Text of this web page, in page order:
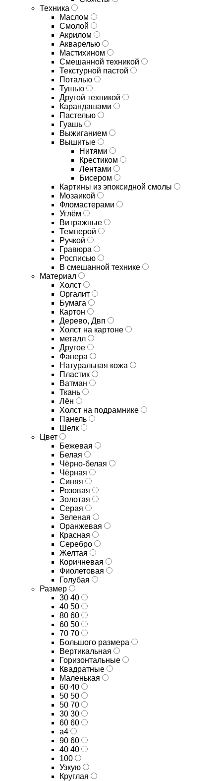
Техника
Маслом
Смолой
Акрилом
Акварелью
Мастихином
Смешанной техникой
Текстурной пастой
Поталью
Тушью
Другой техникой
Карандашами
Пастелью
Гуашь
Выжиганием
Вышитые
Нитями
Крестиком
Лентами
Бисером
Картины из эпоксидной смолы
Мозаикой
Фломастерами
Углём
Витражные
Темперой
Ручкой
Гравюра
Росписью
В смешанной технике
Материал
Холст
Оргалит
Бумага
Картон
Дерево, Двп
Холст на картоне
металл
Другое
Фанера
Натуральная кожа
Пластик
Ватман
Ткань
Лён
Холст на подрамнике
Панель
Шелк
Цвет
Бежевая
Белая
Чёрно-белая
Чёрная
Синяя
Розовая
Золотая
Серая
Зеленая
Оранжевая
Красная
Серебро
Желтая
Коричневая
Фиолетовая
Голубая
Размер
30 40
40 50
80 60
60 50
70 70
Большого размера
Вертикальная
Горизонтальные
Квадратные
Маленькая
60 40
50 50
50 70
30 30
60 60
а4
90 60
40 40
100
Узкую
Круглая